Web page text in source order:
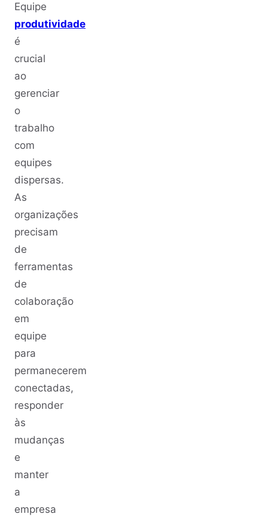
Equipe
produtividade
é
crucial
ao
gerenciar
o
trabalho
com
equipes
dispersas.
As
organizações
precisam
de
ferramentas
de
colaboração
em
equipe
para
permanecerem
conectadas,
responder
às
mudanças
e
manter
a
empresa